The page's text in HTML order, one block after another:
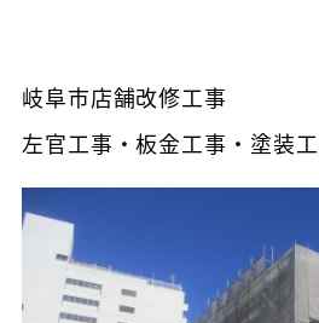
岐阜市店舗改修工事
左官工事・板金工事・塗装